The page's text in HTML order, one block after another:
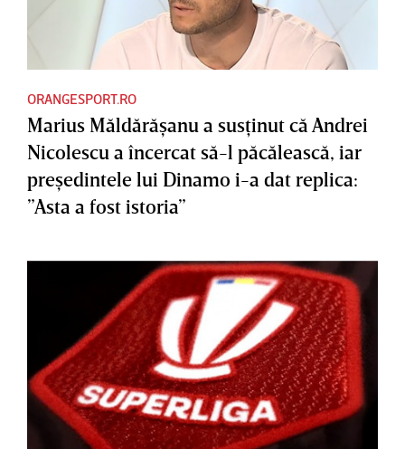
ORANGESPORT.RO
Marius Măldărăşanu a susţinut că Andrei
Nicolescu a încercat să-l păcălească, iar
preşedintele lui Dinamo i-a dat replica:
”Asta a fost istoria”